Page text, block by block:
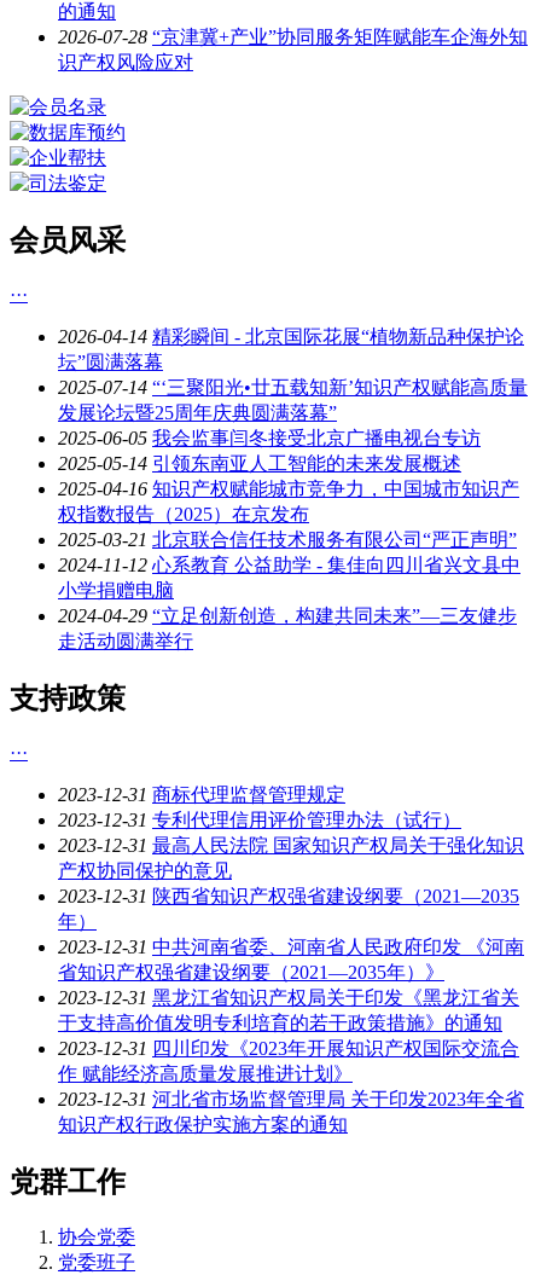
的通知
2026-07-28 “京津冀+产业”协同服务矩阵赋能车企海外知
识产权风险应对
会员风采
···
2026-04-14 精彩瞬间 - 北京国际花展“植物新品种保护论
坛”圆满落幕
2025-07-14 “‘三聚阳光•廿五载知新’知识产权赋能高质量
发展论坛暨25周年庆典圆满落幕”
2025-06-05 我会监事闫冬接受北京广播电视台专访
2025-05-14 引领东南亚人工智能的未来发展概述
2025-04-16 知识产权赋能城市竞争力，中国城市知识产
权指数报告（2025）在京发布
2025-03-21 北京联合信任技术服务有限公司“严正声明”
2024-11-12 心系教育 公益助学 - 集佳向四川省兴文县中
小学捐赠电脑
2024-04-29 “立足创新创造，构建共同未来”—三友健步
走活动圆满举行
支持政策
···
2023-12-31 商标代理监督管理规定
2023-12-31 专利代理信用评价管理办法（试行）
2023-12-31 最高人民法院 国家知识产权局关于强化知识
产权协同保护的意见
2023-12-31 陕西省知识产权强省建设纲要（2021—2035
年）
2023-12-31 中共河南省委、河南省人民政府印发 《河南
省知识产权强省建设纲要（2021—2035年）》
2023-12-31 黑龙江省知识产权局关于印发《黑龙江省关
于支持高价值发明专利培育的若干政策措施》的通知
2023-12-31 四川印发《2023年开展知识产权国际交流合
作 赋能经济高质量发展推进计划》
2023-12-31 河北省市场监督管理局 关于印发2023年全省
知识产权行政保护实施方案的通知
党群工作
协会党委
党委班子